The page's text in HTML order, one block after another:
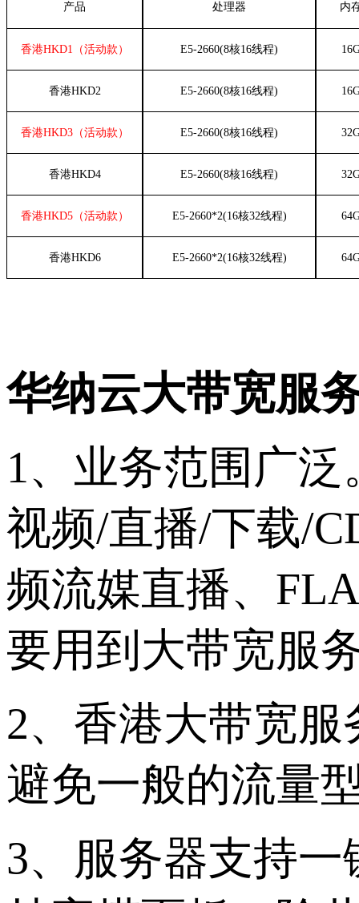
产品 处理器 内
香港HKD1（活动款） E5-2660(8核16线程)
香港HKD2 E5-2660(8核16线程)
香港HKD3（活动款） E5-2660(8核16线程)
香港HKD4 E5-2660(8核16线程)
香港HKD5（活动款） E5-2660*2(16核32线程)
香港HKD6 E5-2660*2(16核32线程)
华纳云大带宽服
1、业务范围广
视频/直播/下载/
频流媒直播、
要用到大带宽服
2、香港大带宽服
避免一般的流量
3、服务器支持一